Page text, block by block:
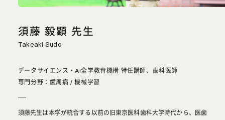
須藤 毅顕 先生
Takeaki Sudo
データサイエンス・AI全学教育機構 特任講師、歯科医師
専門分野：歯周病 / 機械学習
須藤先生は本学が統合する以前の旧東京医科歯科大学時代から、医歯